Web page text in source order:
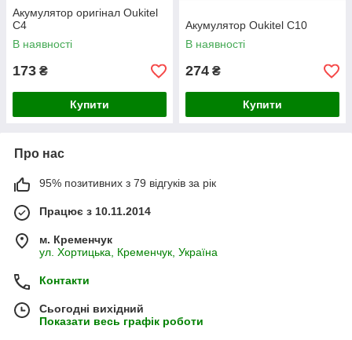
Акумулятор оригінал Oukitel
C4
В наявності
173 ₴
Купити
Акумулятор Oukitel C10
В наявності
274 ₴
Купити
Про нас
95% позитивних з 79 відгуків за рік
Працює з 10.11.2014
м. Кременчук
ул. Хортицька, Кременчук, Україна
Контакти
Сьогодні вихідний
Показати весь графік роботи